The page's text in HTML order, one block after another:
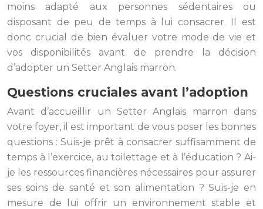
moins adapté aux personnes sédentaires ou
disposant de peu de temps à lui consacrer. Il est
donc crucial de bien évaluer votre mode de vie et
vos disponibilités avant de prendre la décision
d’adopter un Setter Anglais marron.
Questions cruciales avant l’adoption
Avant d’accueillir un Setter Anglais marron dans
votre foyer, il est important de vous poser les bonnes
questions : Suis-je prêt à consacrer suffisamment de
temps à l’exercice, au toilettage et à l’éducation ? Ai-
je les ressources financières nécessaires pour assurer
ses soins de santé et son alimentation ? Suis-je en
mesure de lui offrir un environnement stable et